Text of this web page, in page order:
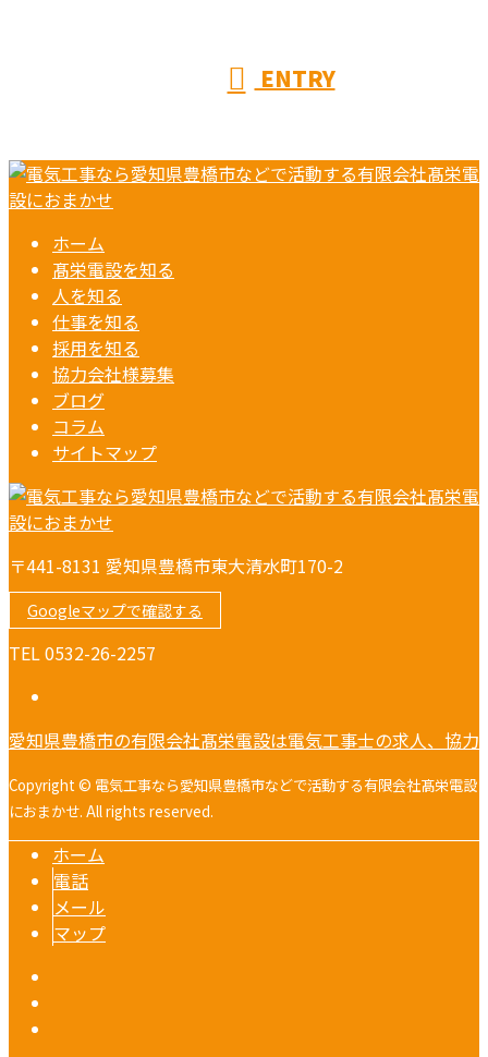
ENTRY
ホーム
髙栄電設を知る
人を知る
仕事を知る
採用を知る
協力会社様募集
ブログ
コラム
サイトマップ
〒441-8131 愛知県豊橋市東大清水町170-2
Googleマップで確認する
TEL 0532-26-2257
愛知県豊橋市の有限会社髙栄電設は電気工事士の求人、協力
Copyright © 電気工事なら愛知県豊橋市などで活動する有限会社髙栄電設
におまかせ. All rights reserved.
ホーム
電話
メール
マップ